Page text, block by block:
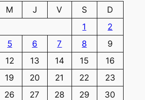
M J V S
D
1
2
5 6 7 8
9
12 13 14 15
16
19 20 21 22
23
26 27 28 29
30